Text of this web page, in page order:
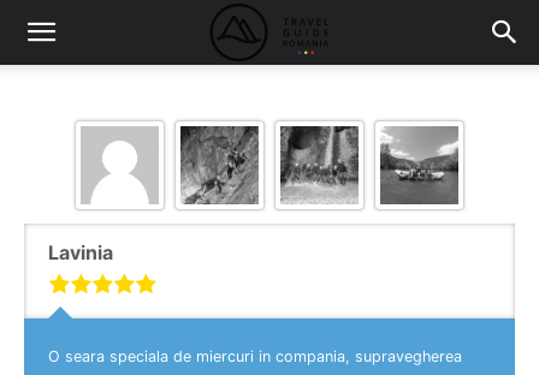
Lavinia
O seara speciala de miercuri in compania, supravegherea